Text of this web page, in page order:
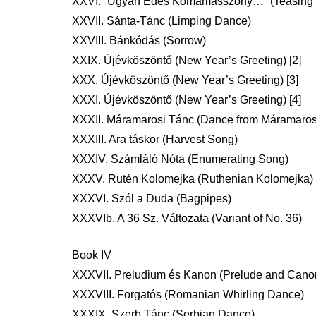
XXVII. Sánta-Tánc (Limping Dance)
XXVIII. Bánkódás (Sorrow)
XXIX. Újévköszöntő (New Year’s Greeting) [2]
XXX. Újévköszöntő (New Year’s Greeting) [3]
XXXI. Újévköszöntő (New Year’s Greeting) [4]
XXXII. Máramarosi Tánc (Dance from
XXXIII. Ara táskor (Harvest Song)
XXXIV. Számláló Nóta (Enumerating Song)
XXXV. Rutén Kolomejka (Ruthenian Kolomejka)
XXXVI. Szól a Duda (Bagpipes)
XXXVIb. A 36 Sz. Változata (Variant of No. 36)
Book IV
XXXVII. Preludium és Kanon (Prelude and
XXXVIII. Forgatós (Romanian Whirling Dance)